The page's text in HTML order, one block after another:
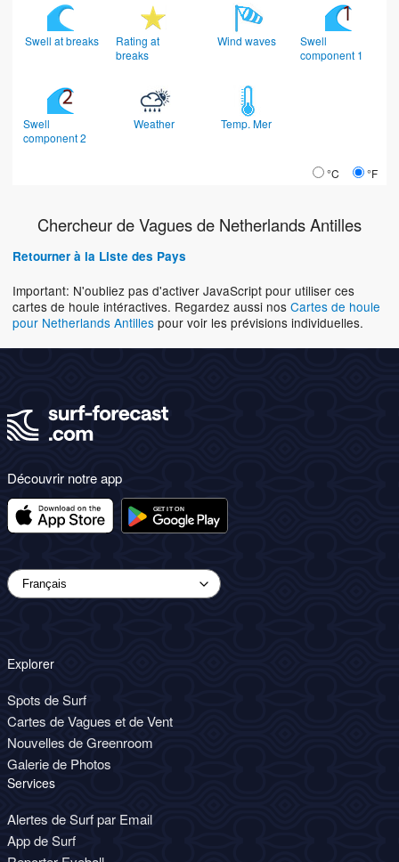
Swell at breaks
Rating at
breaks
Wind waves
Swell
component 1
Swell
component 2
Weather Temp. Mer
°C °F
Chercheur de Vagues de Netherlands Antilles
Retourner à la Liste des Pays
Important: N'oubliez pas d'activer JavaScript pour utiliser ces
cartes de houle intéractives. Regardez aussi nos Cartes de houle
pour Netherlands Antilles pour voir les prévisions individuelles.
Découvrir notre app
Explorer
Spots de Surf
Cartes de Vagues et de Vent
Nouvelles de Greenroom
Galerie de Photos
Services
Alertes de Surf par Email
App de Surf